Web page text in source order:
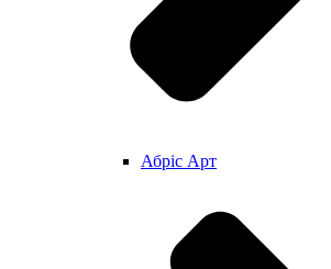
Абріс Арт